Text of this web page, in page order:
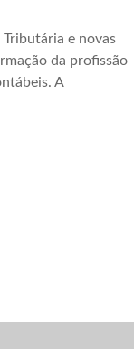
e novas
da profissão
A